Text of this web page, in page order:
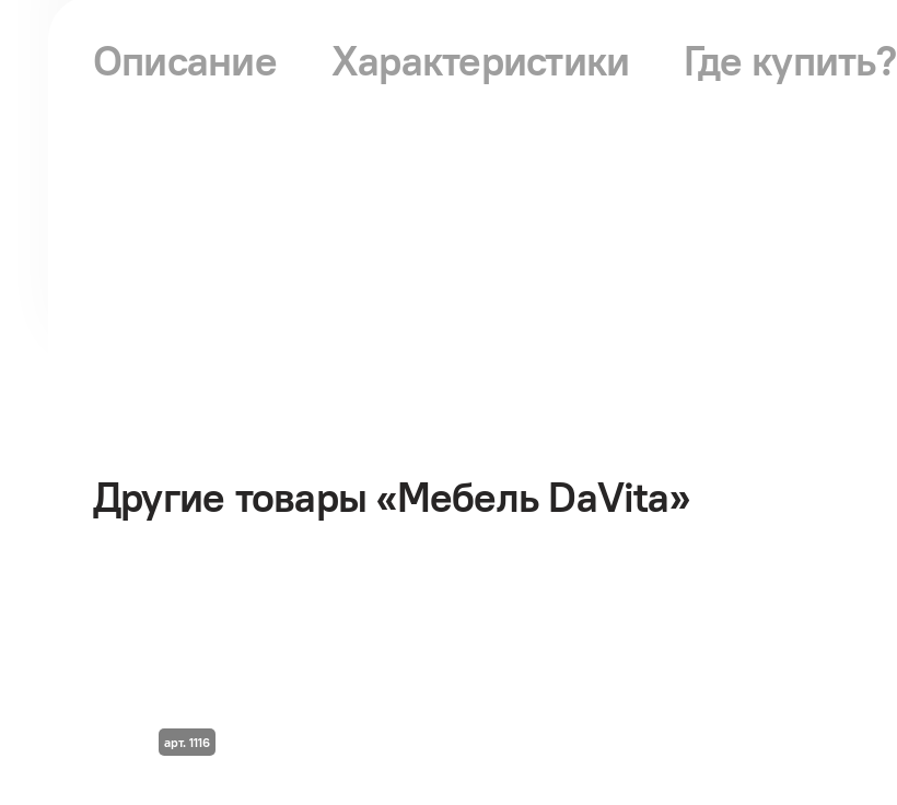
Описание Характеристики Где купить?
Другие товары «Мебель DaVita»
арт. 1116